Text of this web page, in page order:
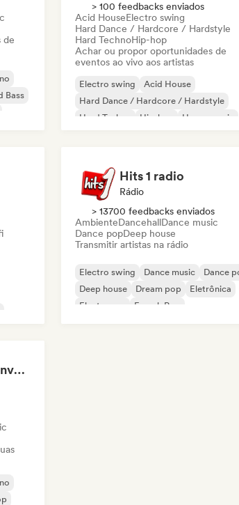
de
Bass
> 100 feedbacks enviados
Acid HouseElectro swing
Hard Dance / Hardcore / Hardstyle
Hard TechnoHip-hop
Achar ou propor oportunidades de
eventos ao vivo aos artistas
Electro swing
Acid House
Hard Dance / Hardcore / Hardstyle
Hard Techno
Hip-hop
House music
Hits 1 radio
Rádio
> 13700 feedbacks enviados
AmbienteDancehallDance music
Dance popDeep house
Transmitir artistas na rádio
Electro swing Dance music
Dance
Deep house
Dream pop
Eletrônica
Electropop
French Pop
Valentin Malfroy / inventa